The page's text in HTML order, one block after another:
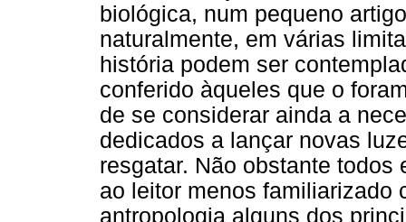
biológica, num pequeno
naturalmente, em várias
história podem ser
conferido àqueles que o
de se considerar ainda a
dedicados a lançar novas
resgatar. Não obstante
ao leitor menos familiarizado
antropologia alguns dos